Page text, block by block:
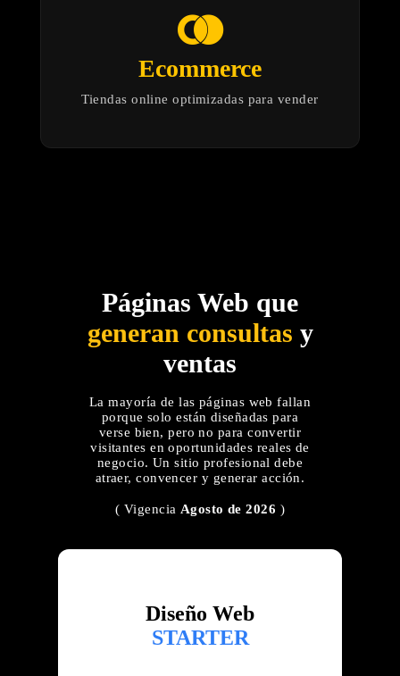
join_right
Ecommerce
Tiendas online optimizadas para vender
Páginas Web que
generan consultas y
ventas
La mayoría de las páginas web fallan
porque solo están diseñadas para
verse bien, pero no para convertir
visitantes en oportunidades reales de
negocio. Un sitio profesional debe
atraer, convencer y generar acción.
( Vigencia Agosto de 2026 )
Diseño Web
STARTER